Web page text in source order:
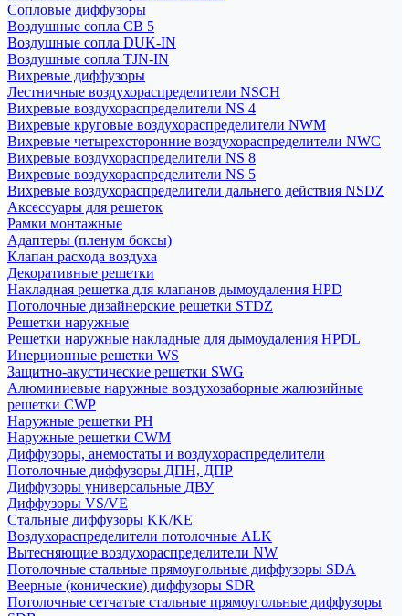
Сопловые диффузоры
Воздушные сопла СВ 5
Воздушные сопла DUK-IN
Воздушные сопла TJN-IN
Вихревые диффузоры
Лестничные воздухораспределители NSCH
Вихревые воздухораспределители NS 4
Вихревые круговые воздухораспределители NWM
Вихревые четырехсторонние воздухораспределители NWC
Вихревые воздухораспределители NS 8
Вихревые воздухораспределители NS 5
Вихревые воздухораспределители дальнего действия NSDZ
Аксессуары для решеток
Рамки монтажные
Адаптеры (пленум боксы)
Клапан расхода воздуха
Декоративные решетки
Накладная решетка для клапанов дымоудаления HPD
Потолочные дизайнерские решетки STDZ
Решетки наружные
Решетки наружные накладные для дымоудаления HPDL
Инерционные решетки WS
Защитно-акустические решетки SWG
Алюминиевые наружные воздухозаборные жалюзийные
решетки CWP
Наружные решетки РН
Наружные решетки CWM
Диффузоры, анемостаты и воздухораспределители
Потолочные диффузоры ДПН, ДПР
Диффузоры универсальные ДВУ
Диффузоры VS/VE
Стальные диффузоры KK/KE
Воздухораспределители потолочные ALK
Вытесняющие воздухораспределители NW
Потолочные стальные прямоугольные диффузоры SDA
Веерные (конические) диффузоры SDR
Потолочные сетчатые стальные прямоугольные диффузоры